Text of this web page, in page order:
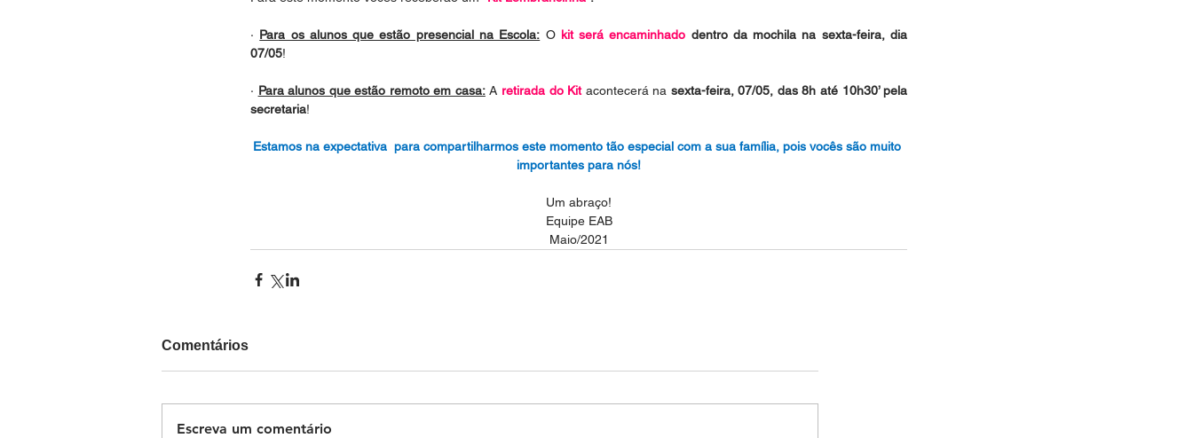
· Para os alunos que estão presencial na Escola: O kit será encaminhado dentro da mochila na sexta-feira, dia
07/05!
· Para alunos que estão remoto em casa: A retirada do Kit acontecerá na sexta-feira, 07/05, das 8h até 10h30’ pela
secretaria!
Estamos na expectativa  para compartilharmos este momento tão especial com a sua família, pois vocês são muito
importantes para nós!
Um abraço!
Equipe EAB
Maio/2021
Comentários
Escreva um comentário